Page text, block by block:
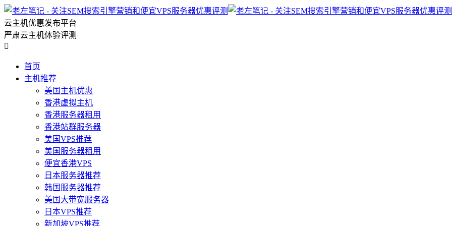
云主机优惠发布平台
严肃云主机体验评测

首页
主机推荐
美国主机优惠
香港虚拟主机
香港服务器租用
香港站群服务器
美国VPS推荐
美国服务器租用
便宜香港VPS
日本服务器推荐
韩国服务器推荐
美国大带宽服务器
日本VPS推荐
新加坡VPS推荐